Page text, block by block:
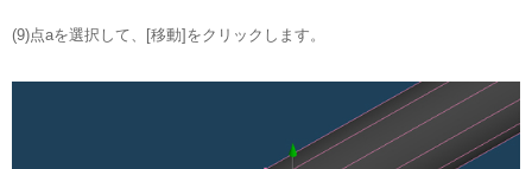
(9)点aを選択して、[移動]をクリックします。